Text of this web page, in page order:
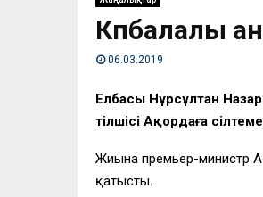
Көпбалалы
06.03.2019
Елбасы Нұрсұлтан
тілшісі Ақордаға
Жиынға премьер-министр
қатысты.